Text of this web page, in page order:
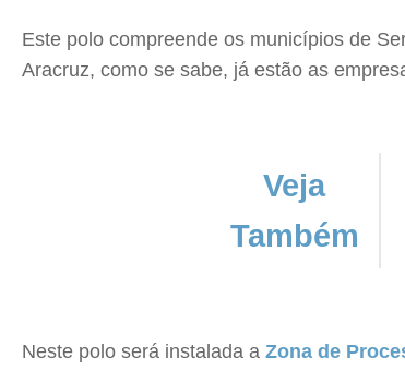
Este polo compreende os municípios de
Aracruz, como se sabe, já estão as
Veja
Também
Neste polo será instalada a Zona de